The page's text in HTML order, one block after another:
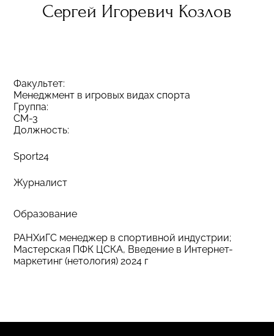
Сергей Игоревич Козлов
Факультет:
Менеджмент в игровых видах спорта
Группа:
СМ-3
Должность:
Sport24
Журналист
Образование
РАНХиГС менеджер в спортивной индустрии;
Мастерская ПФК ЦСКА, Введение в Интернет-
маркетинг (нетология) 2024 г